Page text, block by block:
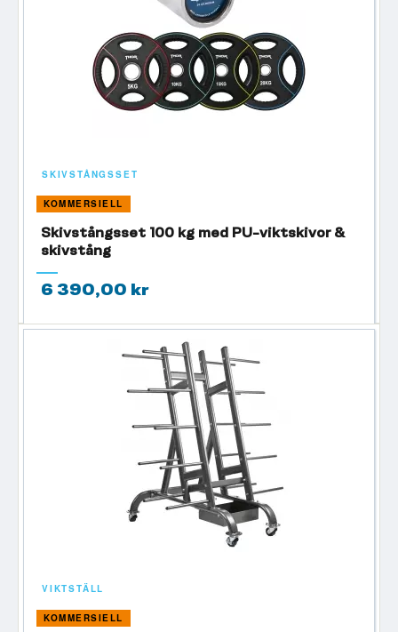
SKIVSTÅNGSSET
KOMMERSIELL
Skivstångsset 100 kg med PU-viktskivor &
skivstång
6 390,00 kr
VIKTSTÄLL
KOMMERSIELL